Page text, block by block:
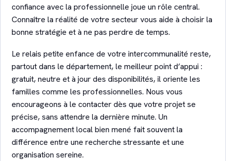
confiance avec la professionnelle joue un rôle central.
Connaître la réalité de votre secteur vous aide à choisir la
bonne stratégie et à ne pas perdre de temps.
Le relais petite enfance de votre intercommunalité reste,
partout dans le département, le meilleur point d’appui :
gratuit, neutre et à jour des disponibilités, il oriente les
familles comme les professionnelles. Nous vous
encourageons à le contacter dès que votre projet se
précise, sans attendre la dernière minute. Un
accompagnement local bien mené fait souvent la
différence entre une recherche stressante et une
organisation sereine.